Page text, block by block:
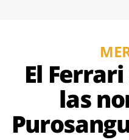
El
las